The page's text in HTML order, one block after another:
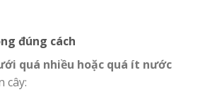
đúng cách
quá nhiều hoặc quá ít nước
cây: